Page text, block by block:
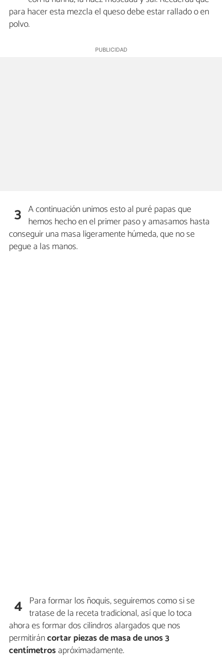
para hacer esta mezcla el queso debe estar rallado o en
polvo.
3 A continuación unimos esto al puré papas que
hemos hecho en el primer paso y amasamos hasta
conseguir una masa ligeramente húmeda, que no se
pegue a las manos.
4 Para formar los ñoquis, seguiremos como si se
tratase de la receta tradicional, así que lo toca
ahora es formar dos cilindros alargados que nos
permitiráncortar piezas de masa de unos 3
centímetros apróximadamente.